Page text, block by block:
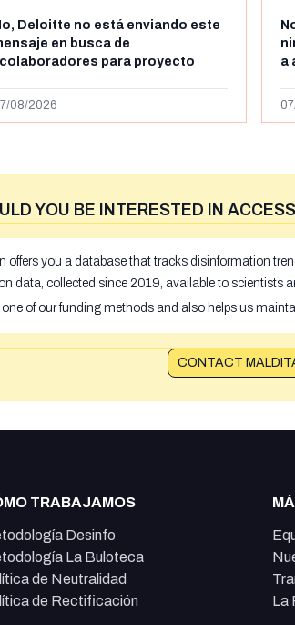
Deloitte no está enviando este
en busca de
para proyecto
euros al día: es un timo
08/2026
a
y
YOU BE INTERESTED IN
offers you a database that tracks disinformation
data, collected since 2019, available to scientists
of our funding methods and also helps us
CONTACT
TRABAJAMOS
Desinfo
La Buloteca
de Neutralidad
de Rectificación
La